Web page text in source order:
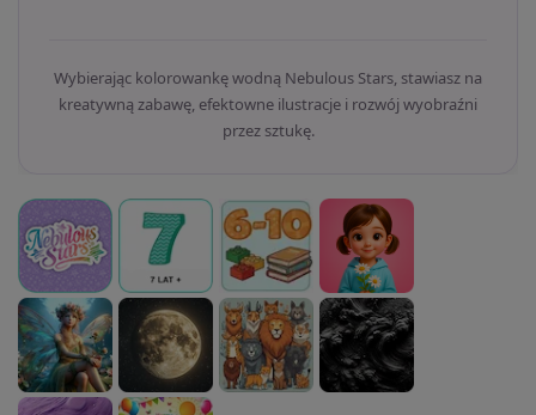
Wybierając kolorowankę wodną Nebulous Stars, stawiasz na
kreatywną zabawę, efektowne ilustracje i rozwój wyobraźni
przez sztukę.